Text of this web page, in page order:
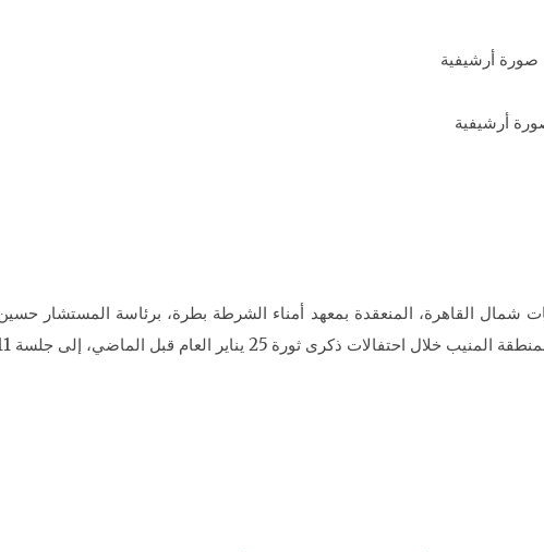
أرشيفية
ذكرى ثورة 25 يناير العام قبل الماضي، إلى جلسة 11 نوفمبر، للنطق بالحكم على المتهمين.